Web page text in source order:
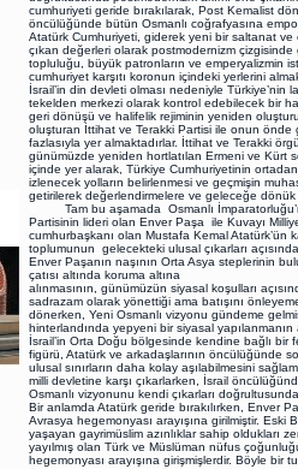
cumhuriyeti geride bırakılarak, Post Kemalist
öncülüğünde bütün Osmanlı coğrafyasına
Atatürk Cumhuriyeti, giderek yeni bir saltanat
çıkan değerleri olarak postmodernizm
topluluğu, büyük patronların ve emperyalizmin
cumhuriyet karşıtı koronun içindeki yerlerini
İsrail’in din devleti olması nedeniyle Türkiye’nin
tekelden merkezi olarak kontrol edebilecek bir
geri dönüşü ve halifelik rejiminin yeniden
oluşturan İttihat ve Terakki Partisi ile onun önde
fazlasıyla yer almaktadırlar. İttihat ve Terakki
günümüzde yeniden hortlatılan Ermeni ve Kürt
içinde yer alarak, Türkiye Cumhuriyetinin
izlenecek yolların belirlenmesi ve geçmişin
getirilerek değerlendirmelere ve geleceğe
Tam bu aşamada Osmanlı
Partisinin lideri olan Enver Paşa ile Kuvayı
cumhurbaşkanı olan Mustafa Kemal Atatürk’ün
toplumunun gelecekteki ulusal çıkarları
Enver Paşanın naşının Orta Asya steplerinin
çatısı altında koruma altına
alınmasının, günümüzün siyasal koşulları
sadrazam olarak yönettiği ama batışını
dönerken, Yeni Osmanlı vizyonu gündeme
hinterlandında yepyeni bir siyasal yapılanmanın
İsrail’in Orta Doğu bölgesinde kendine bağlı
figürü, Atatürk ve arkadaşlarının öncülüğünde
ulusal sınırların daha kolay aşılabilmesini
milli devletine karşı çıkarlarken, İsrail
Osmanlı vizyonunu kendi çıkarları
Bir anlamda Atatürk geride bırakılırken, Enver
Avrasya hegemonyası arayışına girilmiştir. Eski
yaşayan gayrimüslim azınlıklar sahip oldukları
yayılmış olan Türk ve Müslüman nüfus
hegemonyası arayışına girişmişlerdir. Böyle bir